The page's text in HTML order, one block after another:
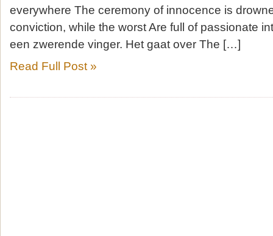
everywhere The ceremony of innocence is
conviction, while the worst Are full of passionate
een zwerende vinger. Het gaat over The […]
Read Full Post »